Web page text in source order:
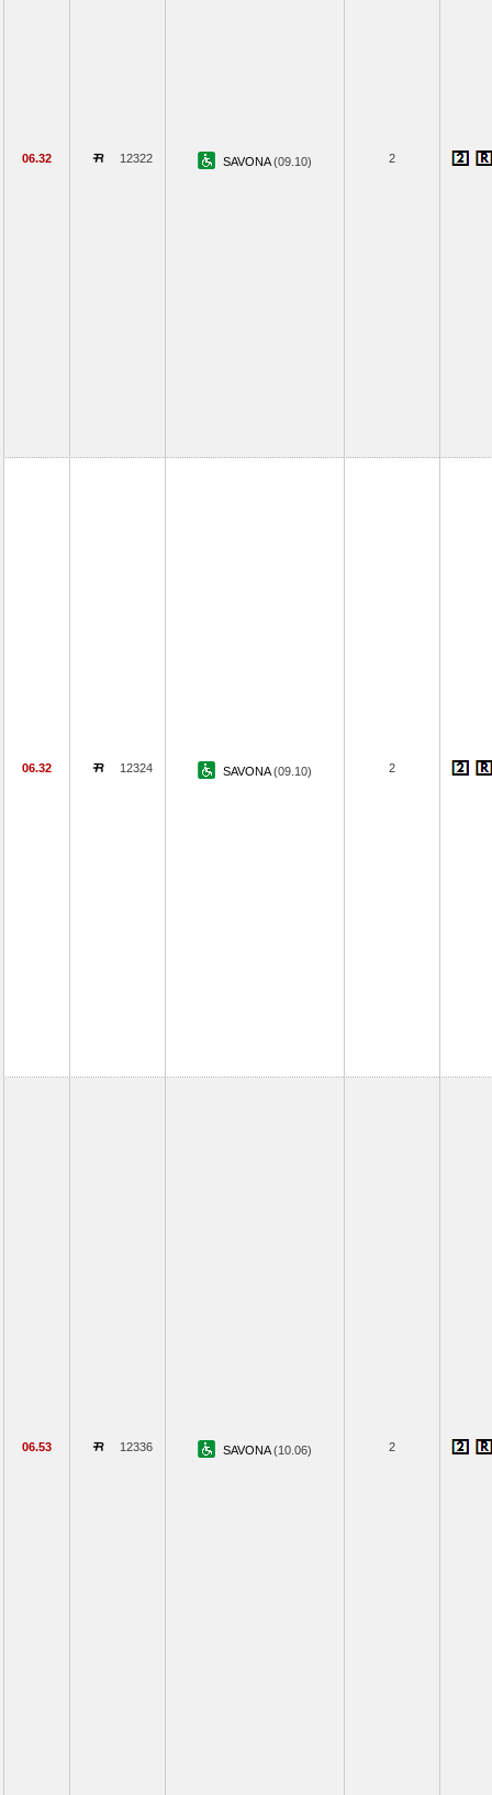
06.32 12322 SAVONA(09.10) 2
06.32 12324 SAVONA(09.10) 2
06.53 12336 SAVONA(10.06) 2